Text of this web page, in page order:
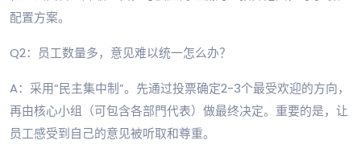
配置方案。
Q2：员工数量多，意见难以统一怎么办？
A：采用“民主集中制”。先通过投票确定2-3个最受欢迎的方向，
再由核心小组（可包含各部門代表）做最终决定。重要的是，让
员工感受到自己的意见被听取和尊重。